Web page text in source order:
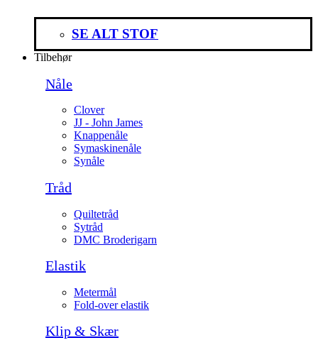
SE ALT STOF
Tilbehør
Nåle
Clover
JJ - John James
Knappenåle
Symaskinenåle
Synåle
Tråd
Quiltetråd
Sytråd
DMC Broderigarn
Elastik
Metermål
Fold-over elastik
Klip & Skær